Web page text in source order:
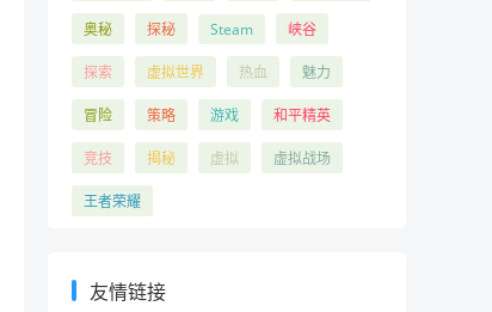
奥秘 探秘 Steam 峡谷
探索 虚拟世界 热血 魅力
冒险 策略 游戏 和平精英
竞技 揭秘 虚拟 虚拟战场
王者荣耀
友情链接